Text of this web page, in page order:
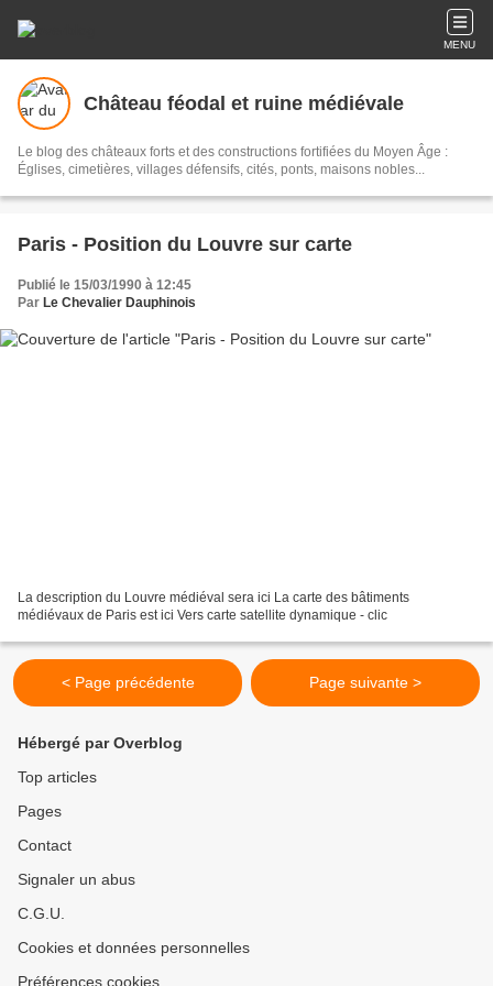
MENU
Château féodal et ruine médiévale
Le blog des châteaux forts et des constructions fortifiées du Moyen Âge :
Églises, cimetières, villages défensifs, cités, ponts, maisons nobles...
Paris - Position du Louvre sur carte
Publié le 15/03/1990 à 12:45
Par Le Chevalier Dauphinois
La description du Louvre médiéval sera ici La carte des bâtiments
médiévaux de Paris est ici Vers carte satellite dynamique - clic
< Page précédente Page suivante >
Hébergé par Overblog
Top articles
Pages
Contact
Signaler un abus
C.G.U.
Cookies et données personnelles
Préférences cookies